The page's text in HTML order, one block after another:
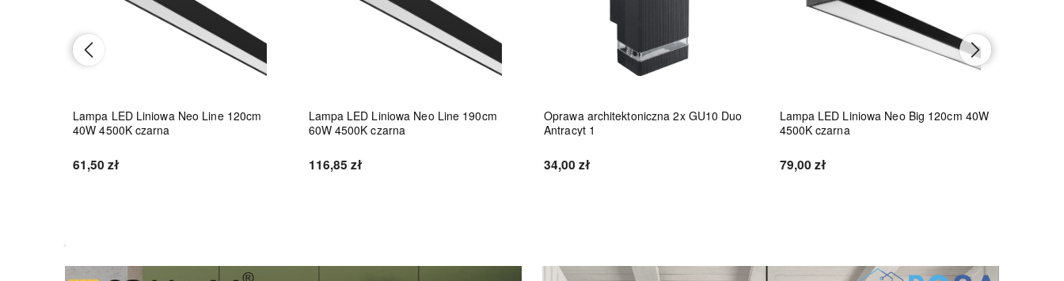
Lampa LED Liniowa Neo Line 120cm
40W 4500K czarna
61,50 zł
Lampa LED Liniowa Neo Line 190cm
60W 4500K czarna
116,85 zł
Oprawa architektoniczna 2x GU10 Duo
Antracyt 1
34,00 zł
Lampa LED Liniowa Neo Big 120cm 40W
4500K czarna
79,00 zł